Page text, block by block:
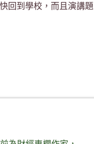
回到學校，而且演講題